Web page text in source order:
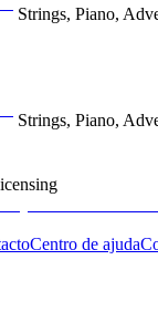
Strings, Piano,
Strings, Piano,
Centro de ajuda